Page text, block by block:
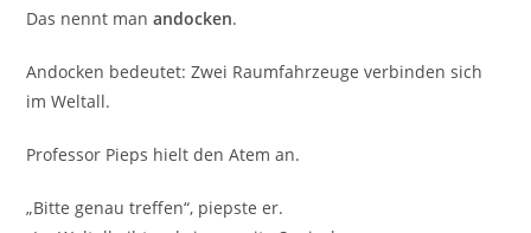
Das nennt manandocken.
Andocken bedeutet: Zwei Raumfahrzeuge verbinden sich
im Weltall.
Professor Pieps hielt den Atem an.
„Bitte genau treffen“, piepste er.